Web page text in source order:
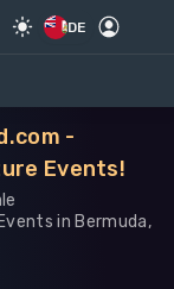
DE
-
Events!
in Bermuda,